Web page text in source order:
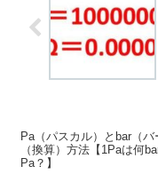
Pa（パスカル）とbar（
（換算）方法【1Paは何
Pa？】